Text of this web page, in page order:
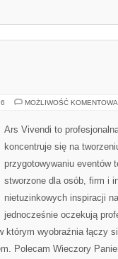
MOŻLIWOŚĆ
Ars Vivendi to
koncentruje się na
przygotowywaniu eventów
stworzone dla osób, firm i
nietuzinkowych inspiracji
jednocześnie oczekują
którym wyobraźnia łączy
Polecam Wieczory